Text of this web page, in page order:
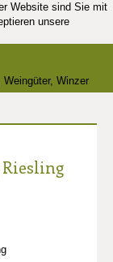
Website sind Sie mit
unsere
Winzer